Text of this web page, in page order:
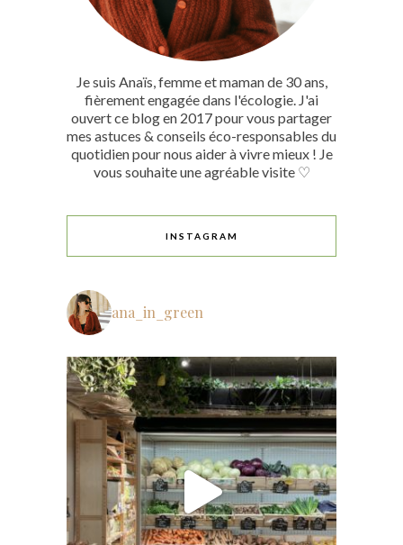
Je suis Anaïs, femme et maman de 30 ans,
fièrement engagée dans l'écologie. J'ai
ouvert ce blog en 2017 pour vous partager
mes astuces & conseils éco-responsables du
quotidien pour nous aider à vivre mieux ! Je
vous souhaite une agréable visite ♡
INSTAGRAM
ana_in_green